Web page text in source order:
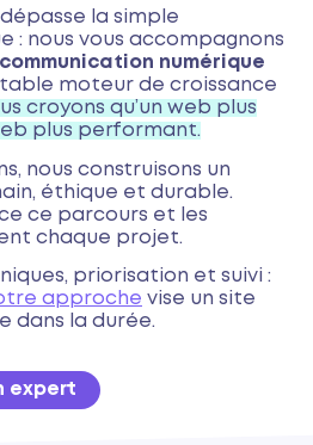
la simple
: nous vous accompagnons
communication numérique
moteur de croissance
croyons qu’un web plus
plus performant.
nous construisons un
éthique et durable.
ce parcours et les
chaque projet.
priorisation et suivi :
approche vise un site
dans la durée.
expert